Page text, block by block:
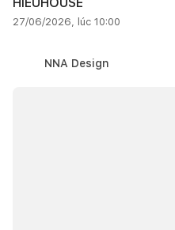
27/06/2026, lúc 10:00
NNA Design